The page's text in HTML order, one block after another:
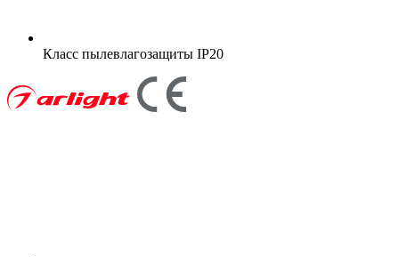
Класс пылевлагозащиты IP20